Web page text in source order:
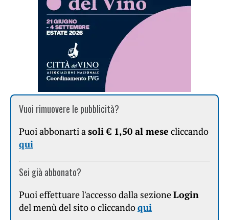
Vuoi rimuovere le pubblicità?
Puoi abbonarti asoli € 1,50 al mese cliccando
qui
Sei già abbonato?
Puoi effettuare l'accesso dalla sezioneLogin
del menù del sito o cliccandoqui